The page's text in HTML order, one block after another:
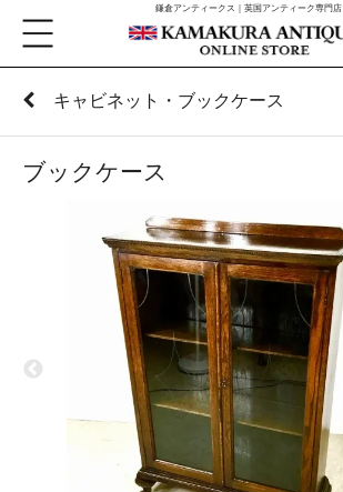
鎌倉アンティークス｜英国アンティーク専門店
キャビネット・ブックケース
ブックケース